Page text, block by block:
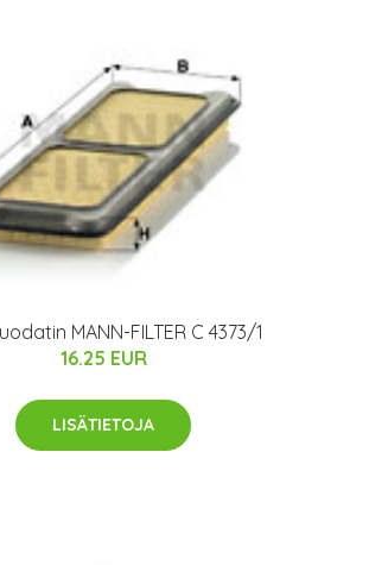
MANN-FILTER C 4373/1
16.25 EUR
LISÄTIETOJA